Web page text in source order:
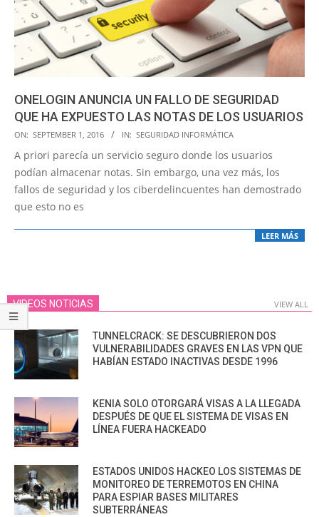
ONELOGIN ANUNCIA UN FALLO DE SEGURIDAD
QUE HA EXPUESTO LAS NOTAS DE LOS USUARIOS
2016-
09-
01
ON: SEPTEMBER 1, 2016 IN: SEGURIDAD INFORMÁTICA
A priori parecía un servicio seguro donde los usuarios
podían almacenar notas. Sin embargo, una vez más, los
fallos de seguridad y los ciberdelincuentes han demostrado
que esto no es
LEER MÁS
VIDEOS NOTICIAS VIEW ALL
TUNNELCRACK: SE DESCUBRIERON DOS
VULNERABILIDADES GRAVES EN LAS VPN QUE
HABÍAN ESTADO INACTIVAS DESDE 1996
KENIA SOLO OTORGARÁ VISAS A LA LLEGADA
DESPUÉS DE QUE EL SISTEMA DE VISAS EN
LÍNEA FUERA HACKEADO
ESTADOS UNIDOS HACKEO LOS SISTEMAS DE
MONITOREO DE TERREMOTOS EN CHINA
PARA ESPIAR BASES MILITARES
SUBTERRÁNEAS